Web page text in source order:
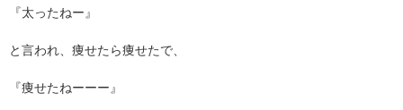
『太ったねー』
と言われ、痩せたら痩せたで、
『痩せたねーーー』